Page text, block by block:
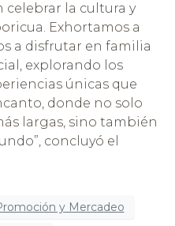
la cultura y
Exhortamos a
a disfrutar en familia
explorando los
únicas que
donde no solo
largas, sino también
concluyó el
y Mercadeo